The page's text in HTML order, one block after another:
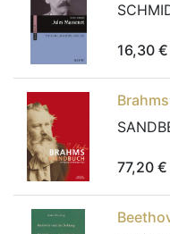
16,30 €
77,20 €